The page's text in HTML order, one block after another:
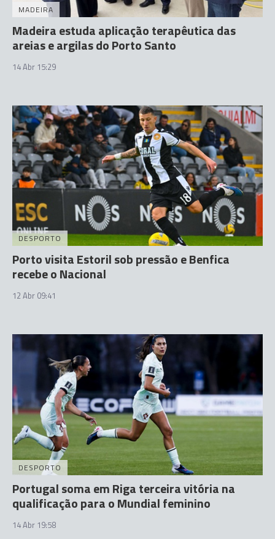
MADEIRA
Madeira estuda aplicação terapêutica das
areias e argilas do Porto Santo
14 Abr 15:29
DESPORTO
Porto visita Estoril sob pressão e Benfica
recebe o Nacional
12 Abr 09:41
DESPORTO
Portugal soma em Riga terceira vitória na
qualificação para o Mundial feminino
14 Abr 19:58